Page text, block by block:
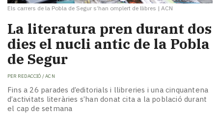
Els carrers de la Pobla de Segur s’han omplert de llibres | ACN
La literatura pren durant dos
dies el nucli antic de la Pobla
de Segur
PER REDACCIÓ / ACN
Fins a 26 parades d’editorials i llibreries i una cinquantena
d’activitats literàries s’han donat cita a la població durant
el cap de setmana